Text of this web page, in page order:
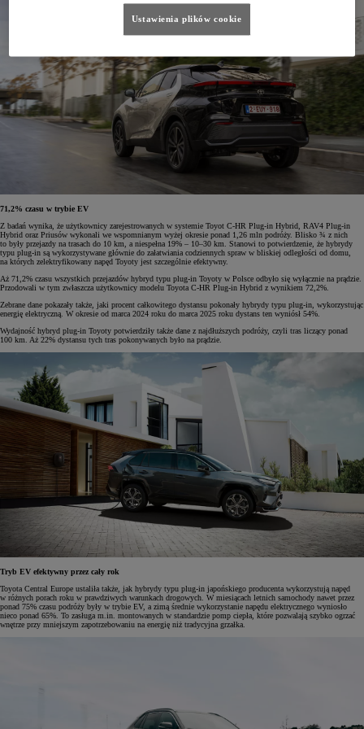
71,2% czasu w trybie EV
Z badań wynika, że użytkownicy zarejestrowanych w systemie Toyot C-HR Plug-in Hybrid, RAV4 Plug-in
Hybrid oraz Priusów wykonali we wspomnianym wyżej okresie ponad 1,26 mln podróży. Blisko ¾ z nich
to były przejazdy na trasach do 10 km, a niespełna 19% – 10–30 km. Stanowi to potwierdzenie, że hybrydy
typu plug-in są wykorzystywane głównie do załatwiania codziennych spraw w bliskiej odległości od domu,
na których zelektryfikowany napęd Toyoty jest szczególnie efektywny.
Aż 71,2% czasu wszystkich przejazdów hybryd typu plug-in Toyoty w Polsce odbyło się wyłącznie na prądzie.
Przodowali w tym zwłaszcza użytkownicy modelu Toyota C-HR Plug-in Hybrid z wynikiem 72,2%.
Zebrane dane pokazały także, jaki procent całkowitego dystansu pokonały hybrydy typu plug-in, wykorzystując
energię elektryczną. W okresie od marca 2024 roku do marca 2025 roku dystans ten wyniósł 54%.
Wydajność hybryd plug-in Toyoty potwierdziły także dane z najdłuższych podróży, czyli tras liczący ponad
100 km. Aż 22% dystansu tych tras pokonywanych było na prądzie.
Tryb EV efektywny przez cały rok
Toyota Central Europe ustaliła także, jak hybrydy typu plug-in japońskiego producenta wykorzystują napęd
w różnych porach roku w prawdziwych warunkach drogowych. W miesiącach letnich samochody nawet przez
ponad 75% czasu podróży były w trybie EV, a zimą średnie wykorzystanie napędu elektrycznego wyniosło
nieco ponad 65%. To zasługa m.in. montowanych w standardzie pomp ciepła, które pozwalają szybko ogrzać
wnętrze przy mniejszym zapotrzebowaniu na energię niż tradycyjna grzałka.
Ustawienia plików cookie